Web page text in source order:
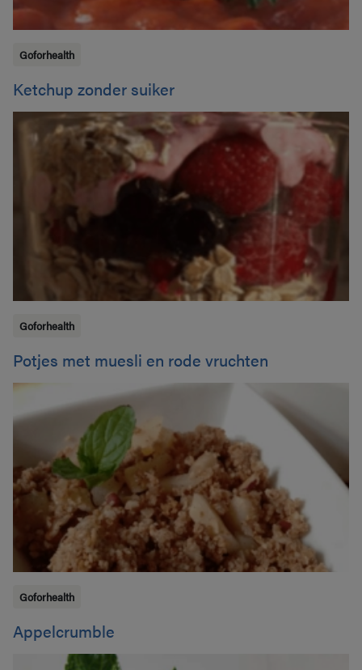
Goforhealth
Ketchup zonder suiker
Goforhealth
Potjes met muesli en rode vruchten
Goforhealth
Appelcrumble